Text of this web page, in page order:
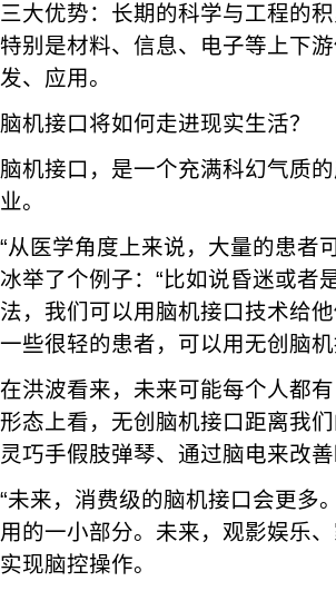
三大优势：长期的科学与工程的
特别是材料、信息、电子等上下
发、应用。
脑机接口将如何走进现实生活？
脑机接口，是一个充满科幻气质
业。
“从医学角度上来说，大量的患者
冰举了个例子：“比如说昏迷或者
法，我们可以用脑机接口技术给
一些很轻的患者，可以用无创脑
在洪波看来，未来可能每个人都
形态上看，无创脑机接口距离我
灵巧手假肢弹琴、通过脑电来改
“未来，消费级的脑机接口会更多
用的一小部分。未来，观影娱乐
实现脑控操作。